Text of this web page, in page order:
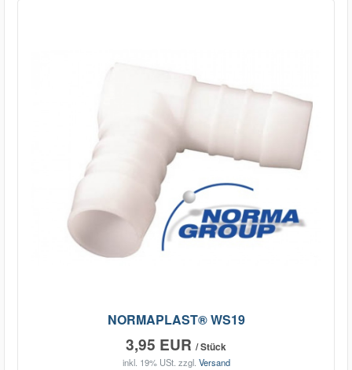
NORMAPLAST® WS19
3,95 EUR / Stück
inkl. 19% USt. zzgl. Versand